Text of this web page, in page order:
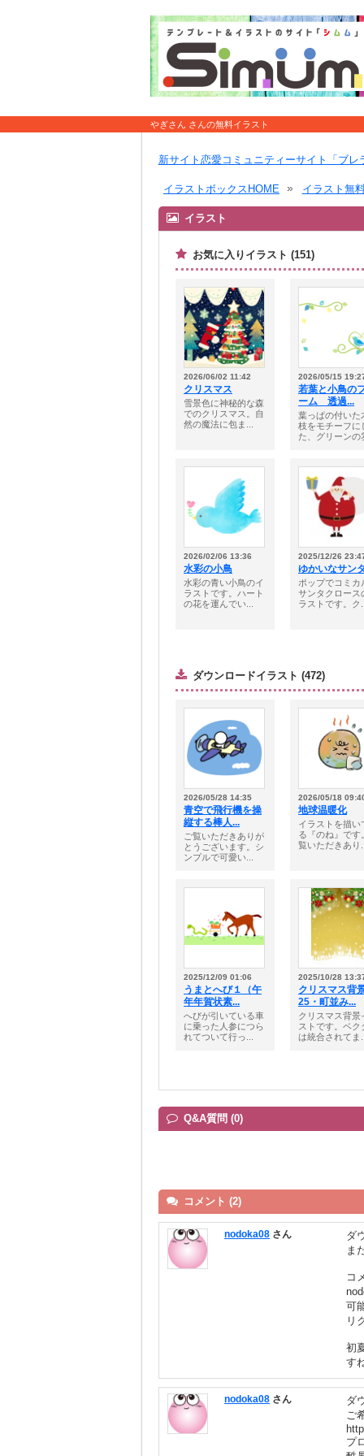
やぎさん さんの無料イラスト
新サイト恋愛コミュニティーサイト「ブレ
イラストボックスHOME イラスト無
イラスト
お気に入りイラスト (151)
2026/06/02 11:42
クリスマス
雪景色に神秘的な森
でのクリスマス。自
然の魔法に包ま...
2026/05/15
若葉と小鳥の
ーム 透過...
葉っぱの付いた
枝をモチーフに
た、グリーンの
2026/02/06 13:36
水彩の小鳥
水彩の青い小鳥のイ
ラストです。ハート
の花を運んでい...
2025/12/26
ゆかいなサン
ポップでコミカ
サンタクロース
ラストです。ク
ダウンロードイラスト (472)
2026/05/28 14:35
青空で飛行機を操
縦する棒人...
ご覧いただきありが
とうございます。シ
ンプルで可愛い...
2026/05/18
地球温暖化
イラストを描い
る『のね』です
覧いただきあり
2025/12/09 01:06
うまとへび１（午
年年賀状素...
へびが引いている車
に乗った人参につら
れてついて行っ...
2025/10/28
クリスマス背
25・町並み...
クリスマス背景
ストです。ベク
は統合されてま
Q&A質問 (0)
コメント (2)
nodoka08 さん
ダ
ま
コ
可
リ
初
す
nodoka08 さん
ダ
ご
プ